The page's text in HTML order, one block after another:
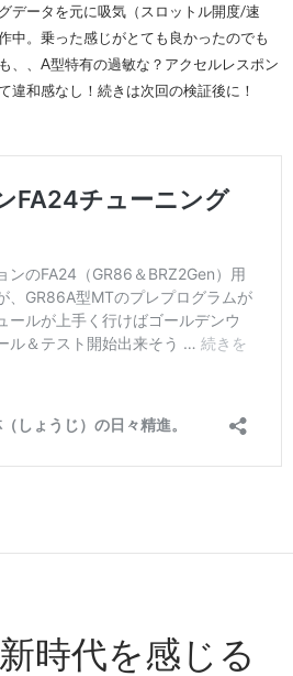
データを元に吸気（スロットル開度/速
中。乗った感じがとても良かったのでも
、、A型特有の過敏な？アクセルレスポン
違和感なし！続きは次回の検証後に！
時代を感じる